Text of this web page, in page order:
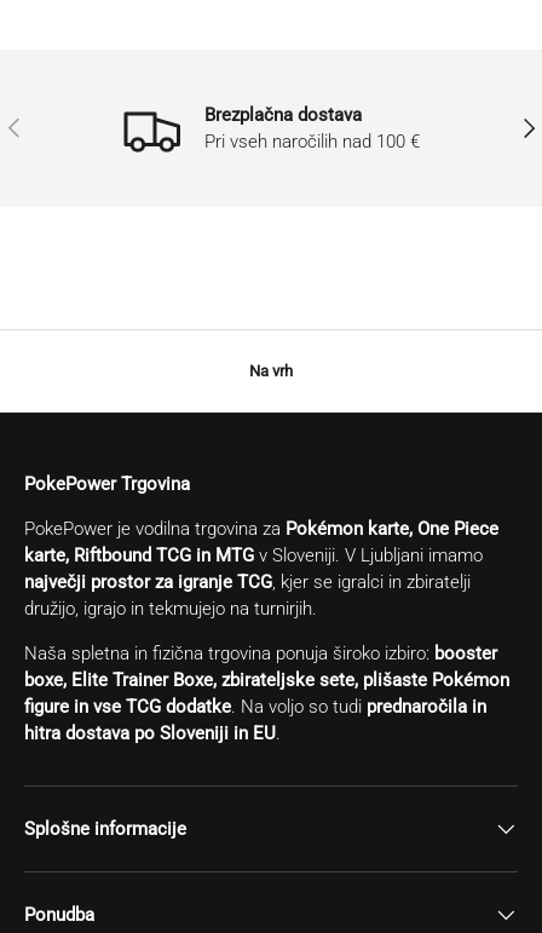
Prejšnji
Brezplačna dostava
Pri vseh naročilih nad 100 €
Na vrh
PokePower Trgovina
PokePower je vodilna trgovina za Pokémon karte, One Piece
karte, Riftbound TCG in MTG v Sloveniji. V Ljubljani imamo
največji prostor za igranje TCG, kjer se igralci in zbiratelji
družijo, igrajo in tekmujejo na turnirjih.
Naša spletna in fizična trgovina ponuja široko izbiro: booster
boxe, Elite Trainer Boxe, zbirateljske sete, plišaste Pokémon
figure in vse TCG dodatke. Na voljo so tudi prednaročila in
hitra dostava po Sloveniji in EU.
Splošne informacije
Ponudba